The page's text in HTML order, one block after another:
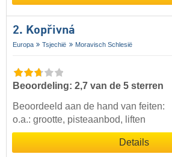
2. Kopřivná
Europa Tsjechië Moravisch Schlesië
Beoordeling: 2,7 van de 5 sterren
Beoordeeld aan de hand van feiten:
o.a.: grootte, pisteaanbod, liften
Details